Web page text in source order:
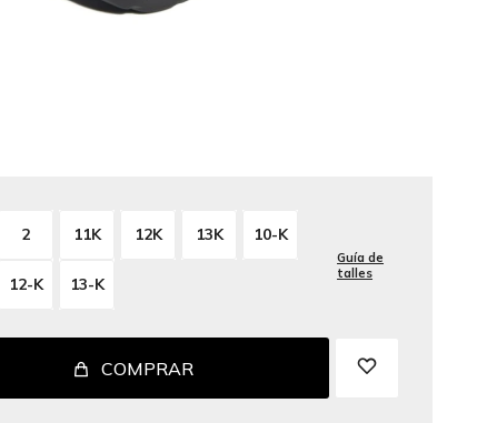
2 11K 12K 13K 10-K
12-K 13-K
Guía de
talles
COMPRAR